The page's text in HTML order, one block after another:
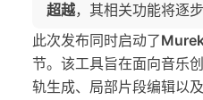
超越，其相关功能将逐
此次发布同时启动了
节。该工具旨在面向音乐
轨生成、局部片段编辑以